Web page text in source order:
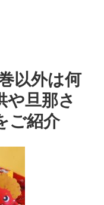
以外は何
や旦那さ
ご紹介